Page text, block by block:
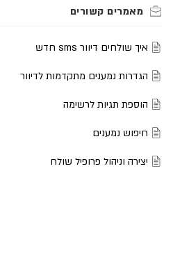
איך שולחים דיוור sms חדש
הגדרות נמענים מתקדמות לדיוור
הוספת תגיות לרשימה
חיפוש נמענים
יצירה וניהול פרופיל שולח